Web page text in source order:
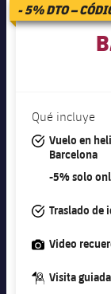
- 5% DTO –
Qué incluye
#tick
Vuelo en
Barcelona
#discount
-5% solo
#tick
Traslado de
#camera
Video
#guide-dark
Visita